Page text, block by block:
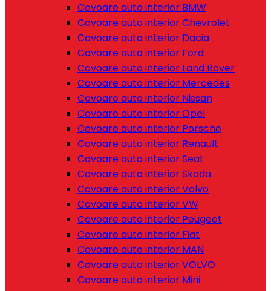
Covoare auto interior BMW
Covoare auto interior Chevrolet
Covoare auto interior Dacia
Covoare auto interior Ford
Covoare auto interior Land Rover
Covoare auto interior Mercedes
Covoare auto interior Nissan
Covoare auto interior Opel
Covoare auto interior Porsche
Covoare auto interior Renault
Covoare auto interior Seat
Covoare auto interior Skoda
Covoare auto interior Volvo
Covoare auto interior VW
Covoare auto interior Peugeot
Covoare auto interior Fiat
Covoare auto interior MAN
Covoare auto interior VOLVO
Covoare auto interior Mini